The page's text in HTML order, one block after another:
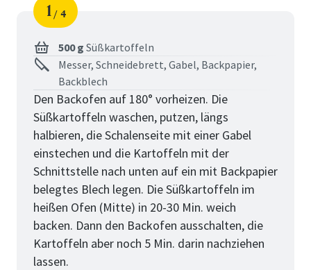
Schritt
1
von
4
500 g Süßkartoffeln
Messer, Schneidebrett, Gabel, Backpapier,
Backblech
Den Backofen auf 180° vorheizen. Die
Süßkartoffeln waschen, putzen, längs
halbieren, die Schalenseite mit einer Gabel
einstechen und die Kartoffeln mit der
Schnittstelle nach unten auf ein mit Backpapier
belegtes Blech legen. Die Süßkartoffeln im
heißen Ofen (Mitte) in 20-30 Min. weich
backen. Dann den Backofen ausschalten, die
Kartoffeln aber noch 5 Min. darin nachziehen
lassen.